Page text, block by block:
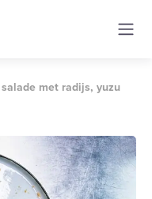
met radijs, yuzu